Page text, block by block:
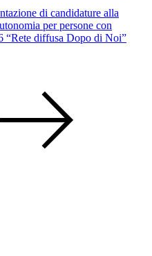
di candidature alla
per persone con
“Rete diffusa Dopo di Noi”